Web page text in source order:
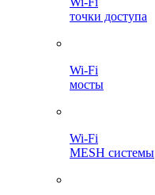
точки доступа
Wi-Fi
мосты
Wi-Fi
MESH системы